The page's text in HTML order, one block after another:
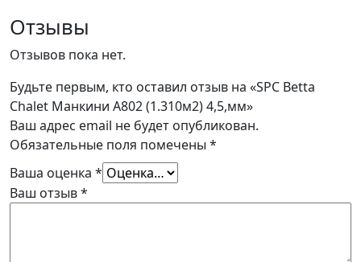
Отзывы
Отзывов пока нет.
Будьте первым, кто оставил отзыв на «SPC Betta
Chalet Манкини A802 (1.310м2) 4,5,мм»
Ваш адрес email не будет опубликован.
Обязательные поля помечены *
Ваша оценка *
Ваш отзыв*